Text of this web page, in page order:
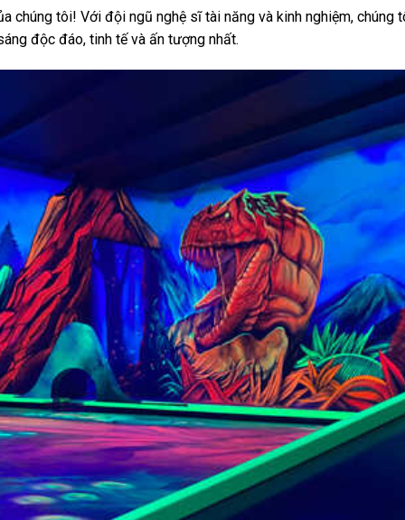
chúng tôi! Với đội ngũ nghệ sĩ tài năng và kinh nghiệm, chúng
độc đáo, tinh tế và ấn tượng nhất.